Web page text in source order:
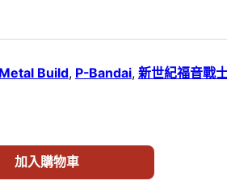
Build, P-Bandai, 新世紀福音戰
紀福音戰士》三本之槍 30th with
加入購物車